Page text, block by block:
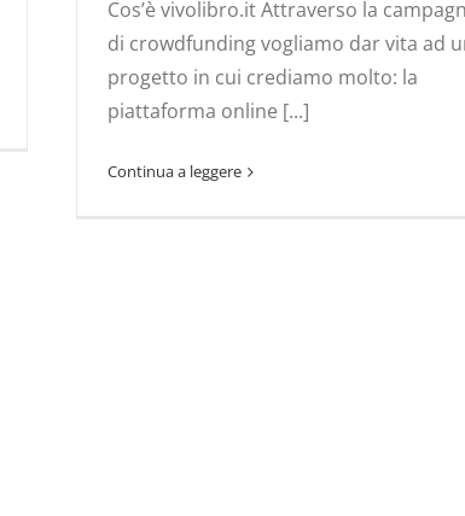
Cos’è vivolibro.it Attraverso la
di crowdfunding vogliamo dar vita ad
progetto in cui crediamo molto: la
piattaforma online [...]
Continua a leggere
“Aspettando
Monforte d’Alba
Cortemilia